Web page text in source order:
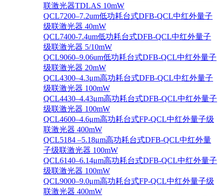
联激光器TDLAS 10mW
QCL7200–7.2um低功耗台式DFB-QCL中红外量子
级联激光器 40mW
QCL7400-7.4um低功耗台式DFB-QCL中红外量子
级联激光器 5/10mW
QCL9060–9.06um低功耗台式DFB-QCL中红外量子
级联激光器 20mW
QCL4300–4.3μm高功耗台式DFB-QCL中红外量子
级联激光器 100mW
QCL4430–4.43μm高功耗台式DFB-QCL中红外量子
级联激光器 100mW
QCL4600–4.6μm高功耗台式FP-QCL中红外量子级
联激光器 400mW
QCL5184 –5.18μm高功耗台式DFB-QCL中红外量
子级联激光器 100mW
QCL6140–6.14μm高功耗台式DFB-QCL中红外量子
级联激光器 100mW
QCL9000–9.0μm高功耗台式FP-QCL中红外量子级
联激光器 400mW